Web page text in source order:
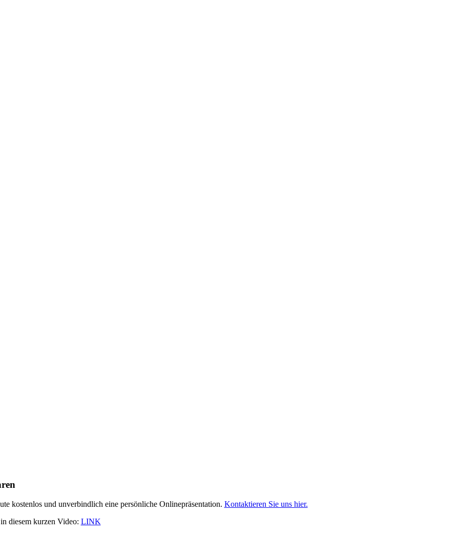
kostenlos und unverbindlich eine persönliche Onlinepräsentation. Kontaktieren Sie uns hier.
diesem kurzen Video: LINK